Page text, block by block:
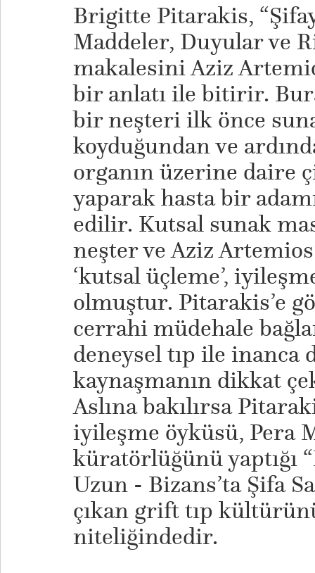
Brigitte Pitarakis,
Maddeler, Duyular ve
makalesini Aziz
bir anlatı ile bitirir.
bir neşteri ilk önce
koyduğundan ve
organın üzerine daire
yaparak hasta bir
edilir. Kutsal sunak
neşter ve Aziz
‘kutsal üçleme’,
olmuştur. Pitarakis’e
cerrahi müdehale
deneysel tıp ile inanca
kaynaşmanın dikkat
Aslına bakılırsa
iyileşme öyküsü, Pera
küratörlüğünü yaptığı
Uzun - Bizans’ta Şifa
çıkan grift tıp
niteliğindedir.